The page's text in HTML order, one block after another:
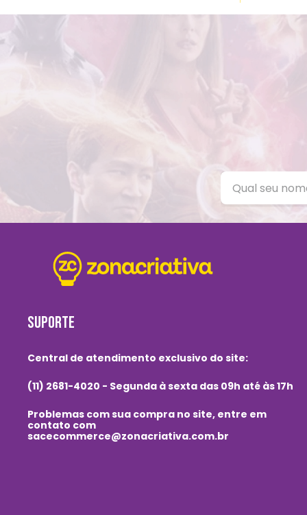
SUPORTE
Central de atendimento exclusivo do site:
(11) 2681-4020 - Segunda à sexta das 09h até às 17h
Problemas com sua compra no site, entre em
contato com
sacecommerce@zonacriativa.com.br